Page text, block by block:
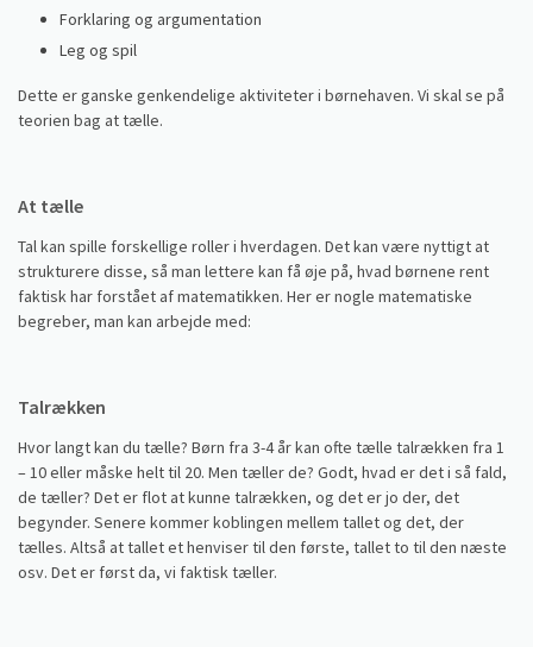
Forklaring og argumentation
Leg og spil
Dette er ganske genkendelige aktiviteter i børnehaven. Vi skal se på
teorien bag at tælle.
At tælle
Tal kan spille forskellige roller i hverdagen. Det kan være nyttigt at
strukturere disse, så man lettere kan få øje på, hvad børnene rent
faktisk har forstået af matematikken. Her er nogle matematiske
begreber, man kan arbejde med:
Talrækken
Hvor langt kan du tælle? Børn fra 3-4 år kan ofte tælle talrækken fra 1
– 10 eller måske helt til 20. Men tæller de? Godt, hvad er det i så fald,
de tæller? Det er flot at kunne talrækken, og det er jo der, det
begynder. Senere kommer koblingen mellem tallet og det, der
tælles. Altså at tallet et henviser til den første, tallet to til den næste
osv. Det er først da, vi faktisk tæller.